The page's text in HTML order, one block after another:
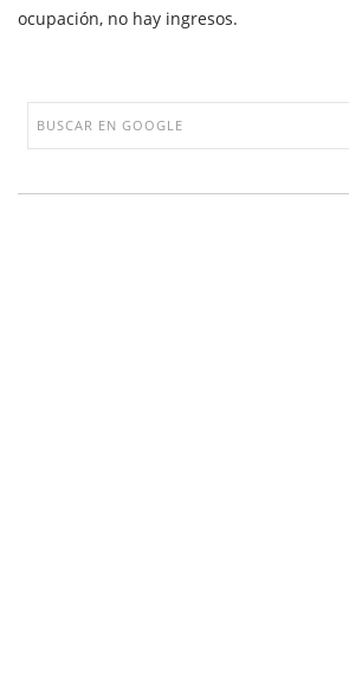
ocupación, no hay ingresos.